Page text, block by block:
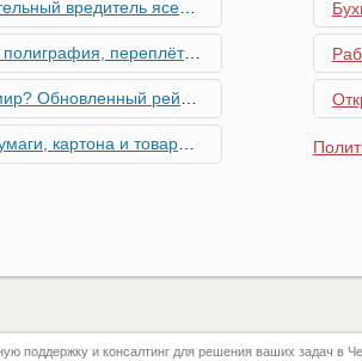
к Чехии, необходима бдительность граждан
работы в Чехии - простая лицензия №14
глобальной мобильности 2026 года
материалов в Чехии - простая лицензия №13
поддержку и консалтинг для решения ваших задач в